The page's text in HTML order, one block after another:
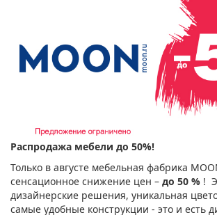
Распродажа мебели до 50%!
Только в августе мебельная фабрика
сенсационное снижение цен – до 50 % !
дизайнерские решения, уникальная
самые удобные конструкции - это и есть